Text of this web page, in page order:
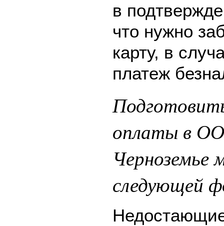
в
что нужно
карту, в
платеж
оплаты в
следующей